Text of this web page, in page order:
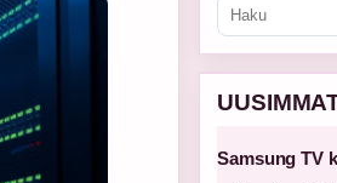
Samsung TV